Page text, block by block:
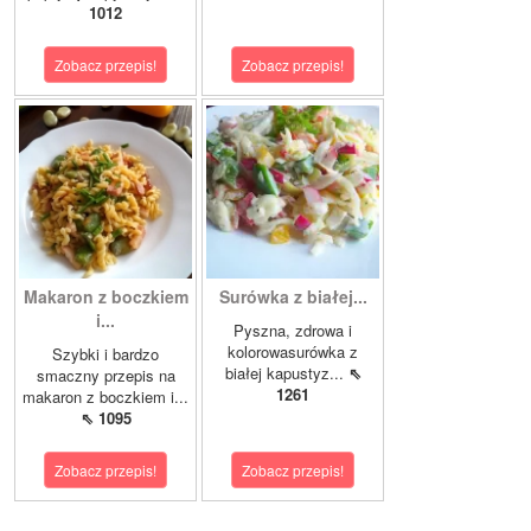
1012
Zobacz przepis! Zobacz przepis!
Makaron z boczkiem
i...
Szybki i bardzo
smaczny przepis na
makaron z boczkiem i...
⇖ 1095
Zobacz przepis!
Surówka z białej...
Pyszna, zdrowa i
kolorowasurówka z
białej kapustyz... ⇖
1261
Zobacz przepis!